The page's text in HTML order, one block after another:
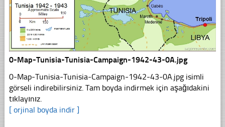
0-Map-Tunisia-Tunisia-Campaign-1942-43-0A.jpg
0-Map-Tunisia-Tunisia-Campaign-1942-43-0A.jpg isimli
görseli indirebilirsiniz. Tam boyda indirmek için aşağıdakini
tıklayınız.
[ orjinal boyda indir ]